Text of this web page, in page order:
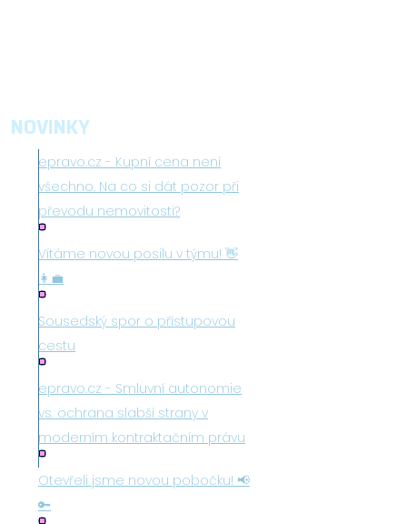
NOVINKY
epravo.cz - Kupní cena není
všechno. Na co si dát pozor při
převodu nemovitosti?
Vítáme novou posilu v týmu! 👋
👩‍💼
Sousedský spor o přístupovou
cestu
epravo.cz - Smluvní autonomie
vs. ochrana slabší strany v
moderním kontraktačním právu
Otevřeli jsme novou pobočku! 📢
🔑